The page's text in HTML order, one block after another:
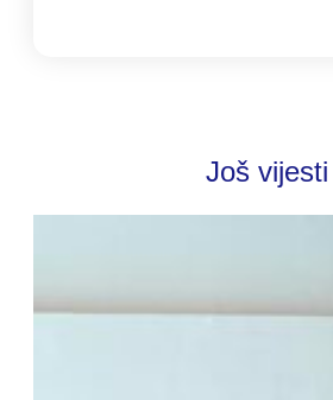
Još vijesti